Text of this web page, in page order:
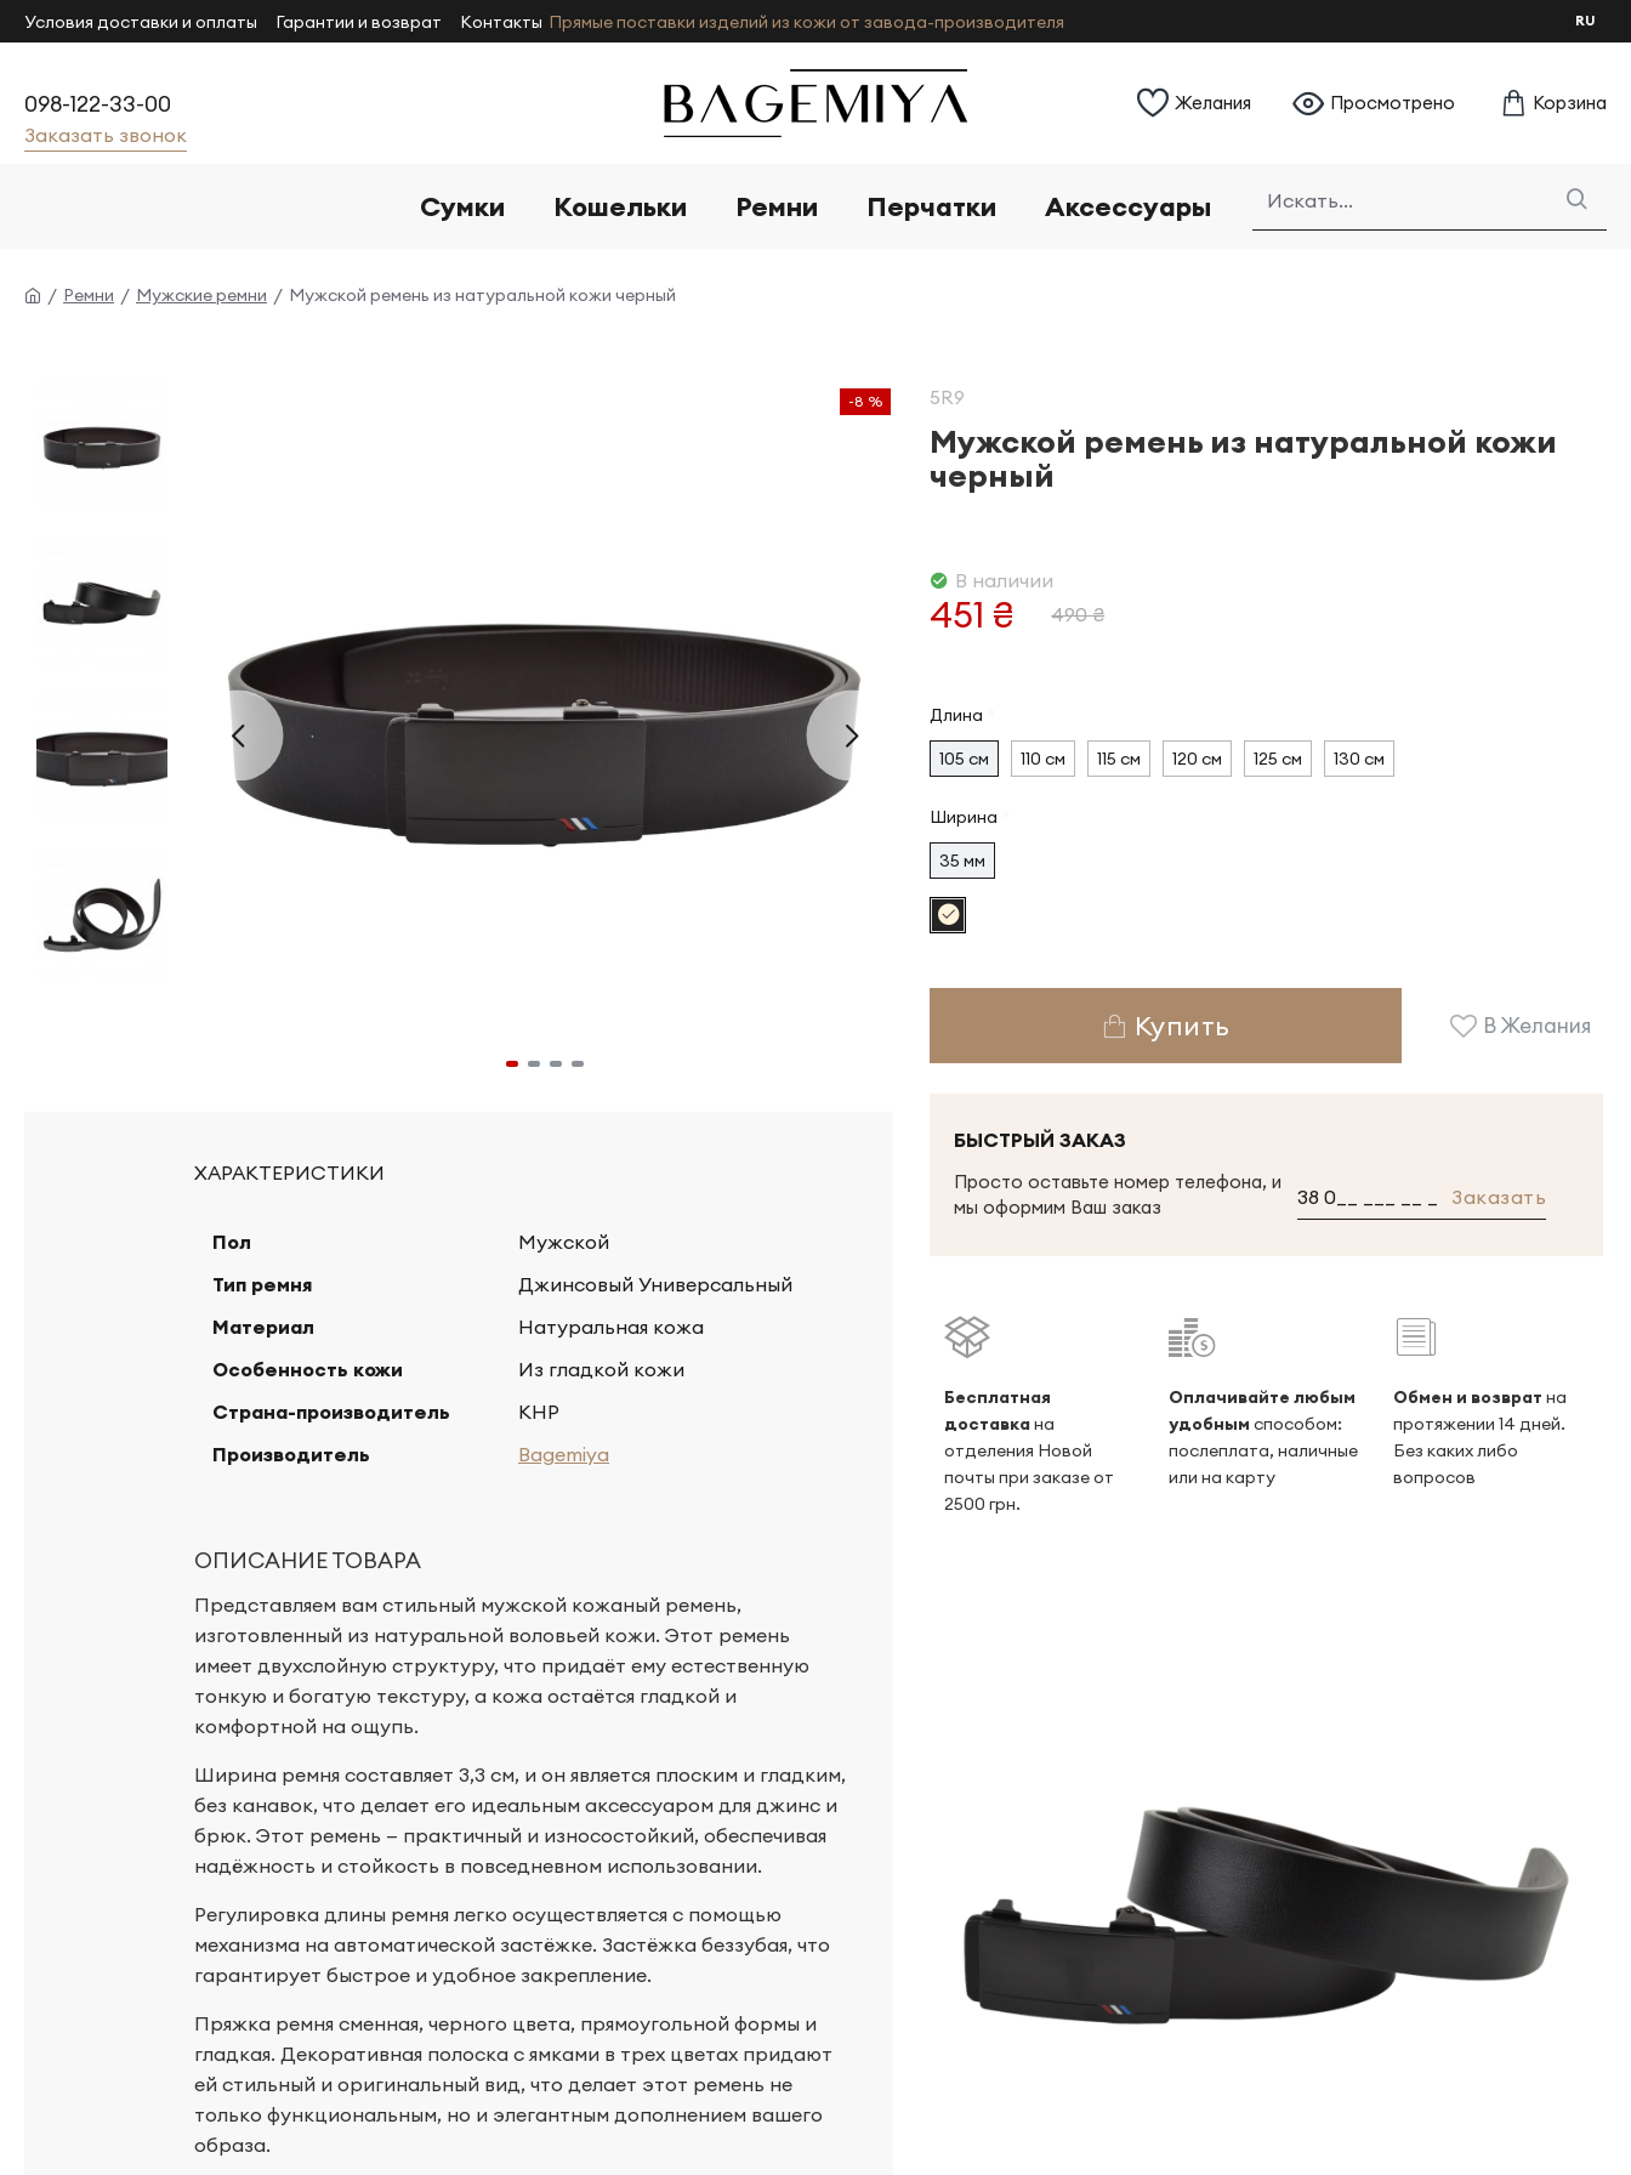
Условия доставки и оплаты Гарантии и возврат Контакты Прямые поставки изделий из кожи от завода-производителя RU
098-122-33-00
Заказать звонок
Желания Просмотрено Корзина
Сумки Кошельки Ремни Перчатки Аксессуары
Ремни Мужские ремни Мужской ремень из натуральной кожи черный
-8 %
ХАРАКТЕРИСТИКИ
Пол
Мужской
Тип ремня
Джинсовый Универсальный
Материал
Натуральная кожа
Особенность кожи
Из гладкой кожи
Страна-производитель
КНР
Производитель
Bagemiya
ОПИСАНИЕ ТОВАРА
Представляем вам стильный мужской кожаный ремень,
изготовленный из натуральной воловьей кожи. Этот ремень
имеет двухслойную структуру, что придаёт ему естественную
тонкую и богатую текстуру, а кожа остаётся гладкой и
комфортной на ощупь.
Ширина ремня составляет 3,3 см, и он является плоским и гладким,
без канавок, что делает его идеальным аксессуаром для джинс и
брюк. Этот ремень — практичный и износостойкий, обеспечивая
надёжность и стойкость в повседневном использовании.
Регулировка длины ремня легко осуществляется с помощью
механизма на автоматической застёжке. Застёжка беззубая, что
гарантирует быстрое и удобное закрепление.
Пряжка ремня сменная, черного цвета, прямоугольной формы и
гладкая. Декоративная полоска с ямками в трех цветах придают
ей стильный и оригинальный вид, что делает этот ремень не
только функциональным, но и элегантным дополнением вашего
образа.
5R9
Мужской ремень из натуральной кожи
черный
451 ₴ 490 ₴
В наличии
Длина
105 см
110 см 115 см 120 см 125 см 130 см
Ширина
35 мм
Купить В Желания
БЫСТРЫЙ ЗАКАЗ
Просто оставьте номер телефона, и
мы оформим Ваш заказ
Заказать
Беcплатная
доставкана
отделения Новой
почты при заказе от
2500 грн.
Оплачивайте любым
удобным способом:
послеплата, наличные
или на карту
Обмен и возврат на
протяжении 14 дней.
Без каких либо
вопросов